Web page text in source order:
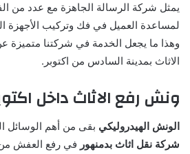
يمثل شركة الرسالة الجاهزة مع عدد من
لمساعدة العميل في فك وتركيب الأجهزة
وهذا ما يجعل الخدمة في شركتنا
الاثاث بمدينة السادس من اكتوبر.
ونش رفع الاثاث داخل
الونش الهيدروليكي بقى من أهم الوسائل
شركة نقل اثاث بدمنهور في رفع العفش من